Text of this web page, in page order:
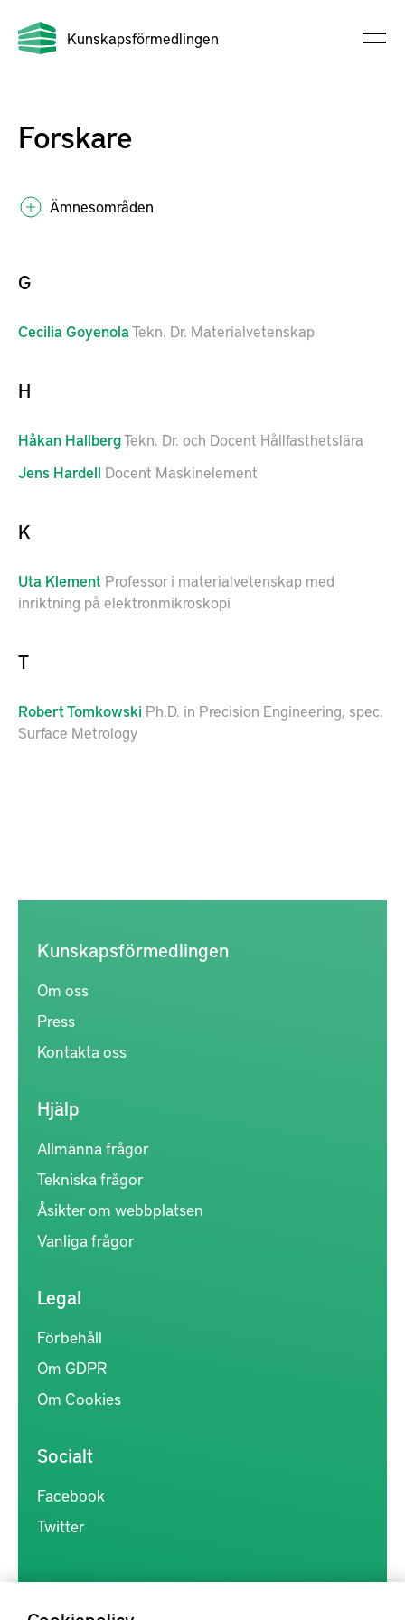
Kunskapsförmedlingen
Forskare
Ämnesområden
G
CeciliaGoyenolaTekn. Dr. Materialvetenskap
H
Håkan HallbergTekn. Dr. och Docent Hållfasthetslära
Jens Hardell Docent Maskinelement
K
Uta Klement Professor i materialvetenskap med
inriktning på elektronmikroskopi
T
RobertTomkowski Ph.D. in Precision Engineering, spec.
Surface Metrology
Kunskapsförmedlingen
Om oss
Press
Kontakta oss
Hjälp
Allmänna frågor
Tekniska frågor
Åsikter om webbplatsen
Vanliga frågor
Legal
Förbehåll
Om GDPR
Om Cookies
Socialt
Facebook
Twitter